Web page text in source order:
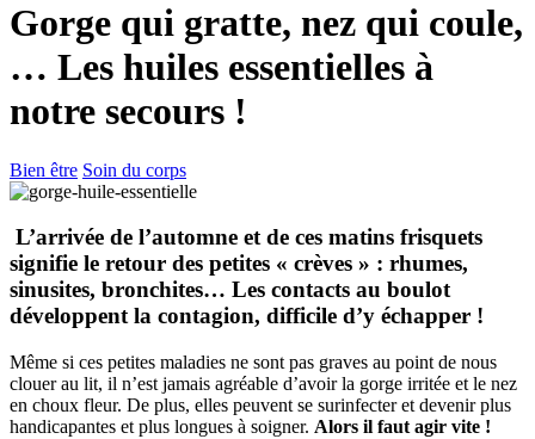
Gorge qui gratte, nez qui coule,
… Les huiles essentielles à
notre secours !
Bien être Soin du corps
L’arrivée de l’automne et de ces matins frisquets
signifie le retour des petites « crèves » : rhumes,
sinusites, bronchites… Les contacts au boulot
développent la contagion, difficile d’y échapper !
Même si ces petites maladies ne sont pas graves au point de nous
clouer au lit, il n’est jamais agréable d’avoir la gorge irritée et le nez
en choux fleur. De plus, elles peuvent se surinfecter et devenir plus
handicapantes et plus longues à soigner. Alors il faut agir vite !